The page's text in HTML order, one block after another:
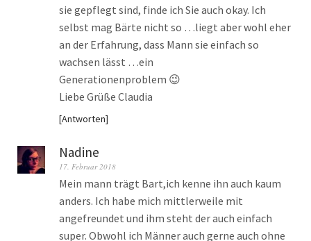
sie gepflegt sind, finde ich Sie auch okay. Ich
selbst mag Bärte nicht so …liegt aber wohl eher
an der Erfahrung, dass Mann sie einfach so
wachsen lässt …ein
Generationenproblem 😉
Liebe Grüße Claudia
Antworten
Nadine
17. Februar 2018
Mein mann trägt Bart,ich kenne ihn auch kaum
anders. Ich habe mich mittlerweile mit
angefreundet und ihm steht der auch einfach
super. Obwohl ich Männer auch gerne auch ohne